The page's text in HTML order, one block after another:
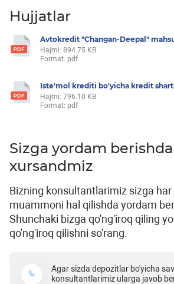
Hujjatlar
Avtokredit "Changan-Deepal"
Hajmi: 894.75 KB
Format: pdf
Iste'mol krediti bo'yicha kredit
Hajmi: 796.10 KB
Format: pdf
Sizga yordam
xursandmiz
Bizning konsultantlarimiz sizga
muammoni hal qilishda yordam
Shunchaki bizga qo'ng'iroq qiling
qo'ng'iroq qilishni so'rang.
Agar sizda depozitlar bo'yicha
konsultantlarimiz ularga javob